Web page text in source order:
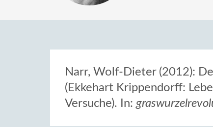
Narr, Wolf-Dieter (2012):
(Ekkehart Krippendorff:
Versuche). In: